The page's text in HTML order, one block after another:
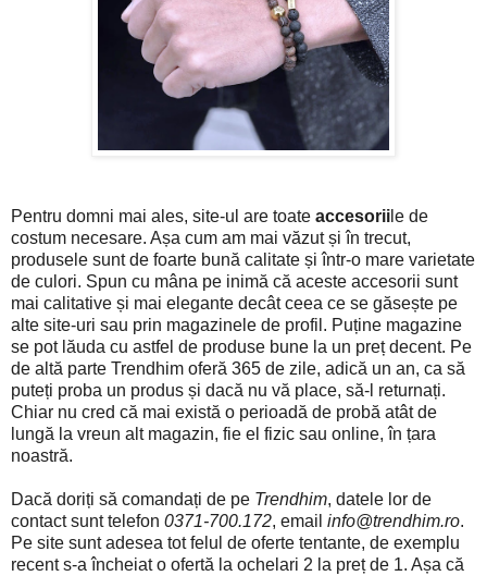
Pentru domni mai ales, site-ul are toate accesorii le de
costum necesare. Așa cum am mai văzut și în trecut,
produsele sunt de foarte bună calitate și într-o mare varietate
de culori. Spun cu mâna pe inimă că aceste accesorii sunt
mai calitative și mai elegante decât ceea ce se găsește pe
alte site-uri sau prin magazinele de profil. Puține magazine
se pot lăuda cu astfel de produse bune la un preț decent. Pe
de altă parte Trendhim oferă 365 de zile, adică un an, ca să
puteți proba un produs și dacă nu vă place, să-l returnați.
Chiar nu cred că mai există o perioadă de probă atât de
lungă la vreun alt magazin, fie el fizic sau online, în țara
noastră.
Dacă doriți să comandați de pe Trendhim, datele lor de
contact sunt telefon 0371-700.172, email info@trendhim.ro.
Pe site sunt adesea tot felul de oferte tentante, de exemplu
recent s-a încheiat o ofertă la ochelari 2 la preț de 1. Așa că